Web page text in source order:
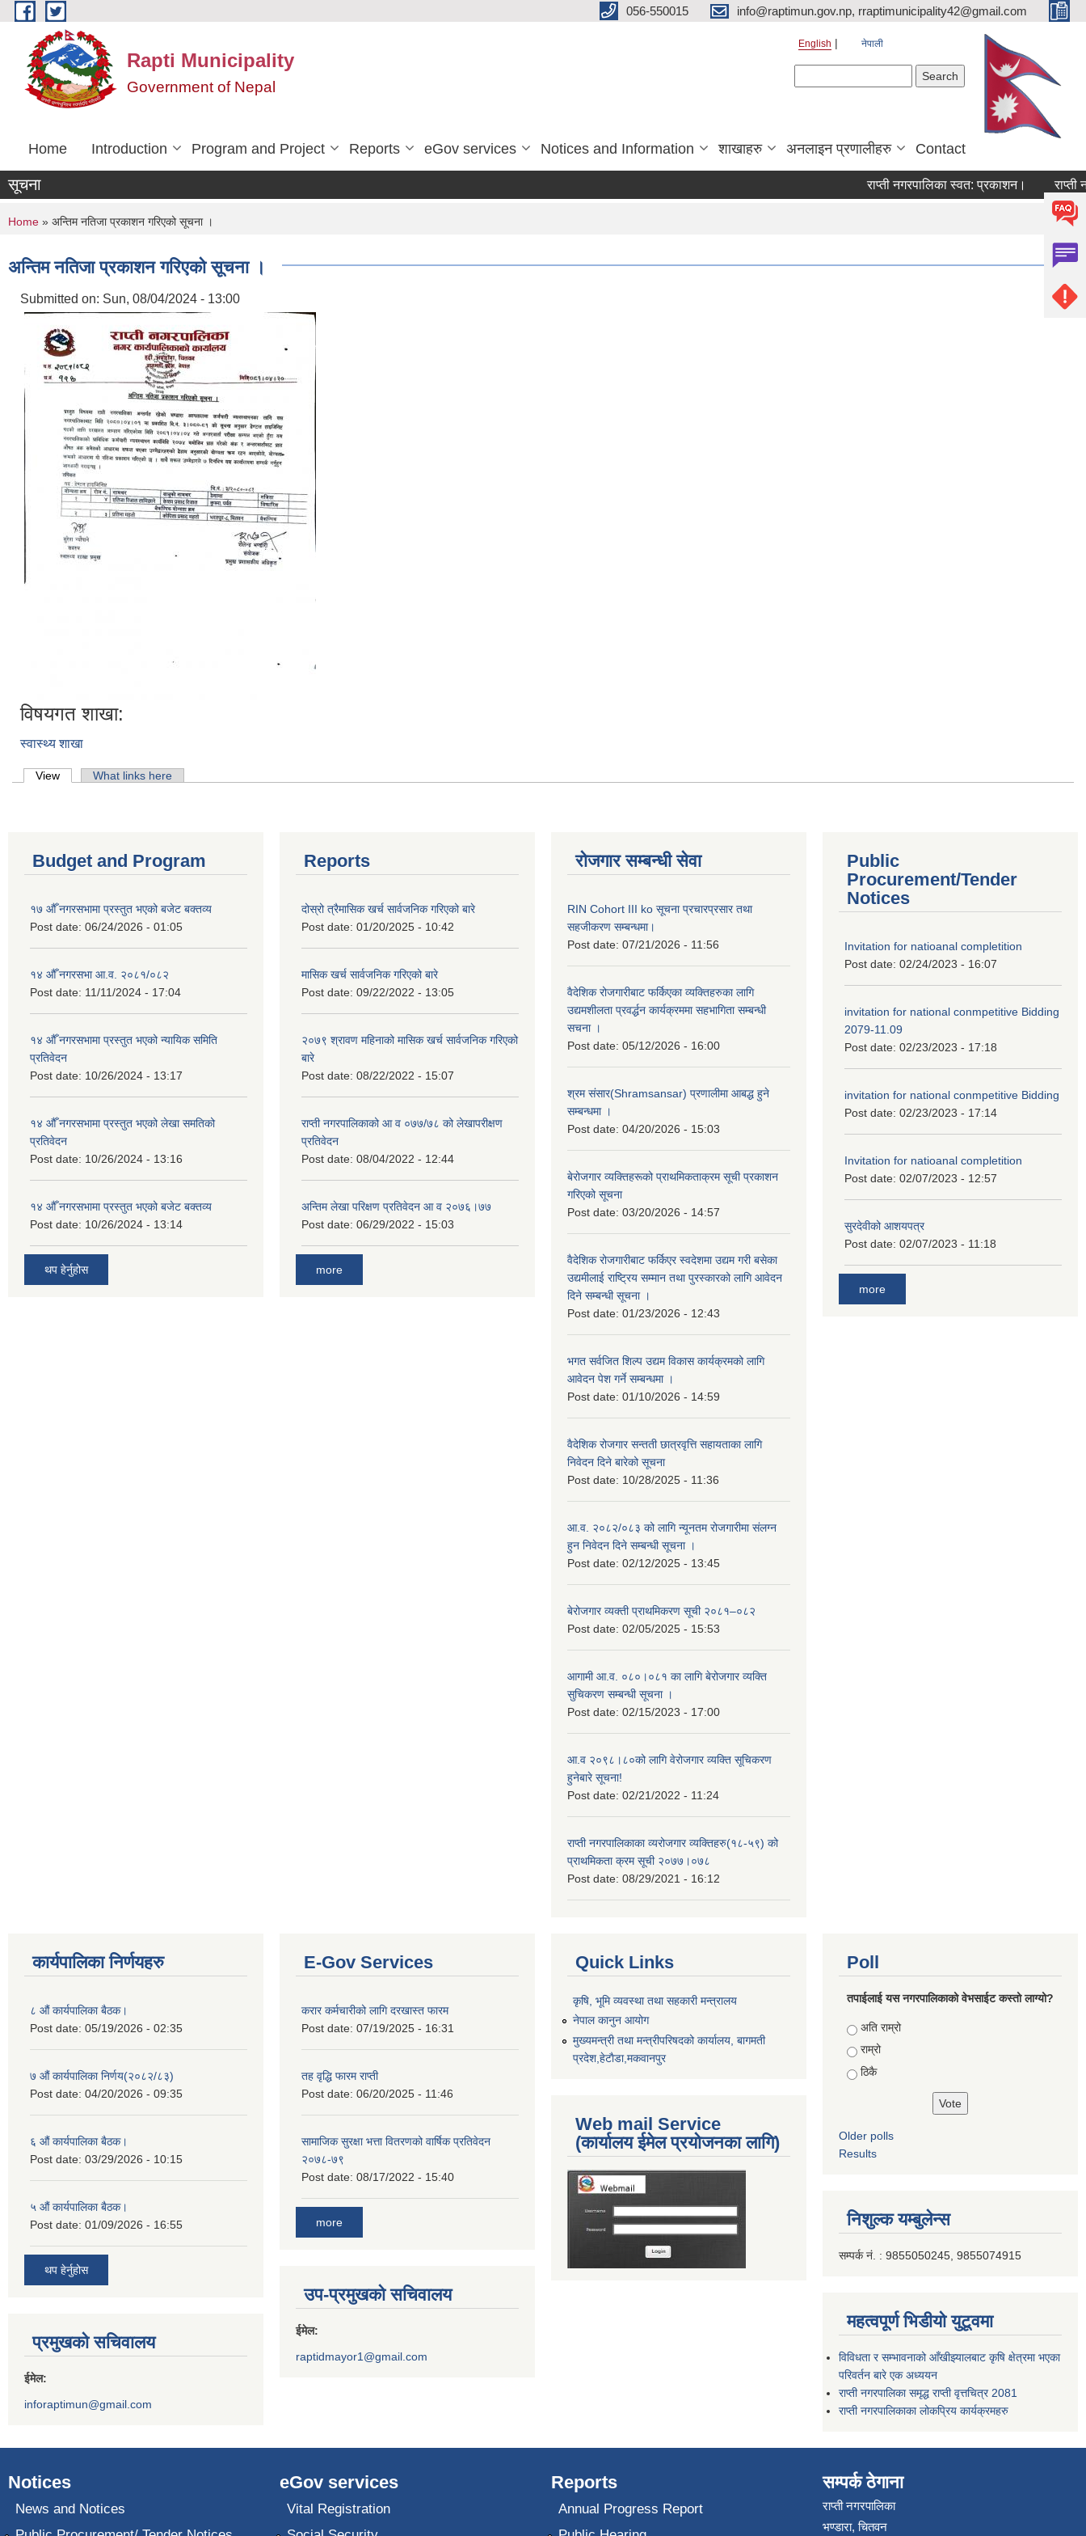
Skip to main content 056-550015 info@raptimun.gov.np, rraptimunicipality42@gmail.com
Rapti Municipality
Government of Nepal
English नेपाली
Home Introduction Program and Project Reports eGov services Notices and Information शाखाहरु अनलाइन प्रणालीहरु Contact
सूचना राप्ती नगरपालिका स्वत: प्रकाशन। राप्ती
You are here
Home » अन्तिम नतिजा प्रकाशन गरिएको सूचना ।
अन्तिम नतिजा प्रकाशन गरिएको सूचना ।
Submitted on: Sun, 08/04/2024 - 13:00
विषयगत शाखा:
स्वास्थ्य शाखा
Primary tabs
View (active tab)What links here
Budget and Program
१७ औँ नगरसभामा प्रस्तुत भएको बजेट बक्तव्य
Post date: 06/24/2026 - 01:05
१४ औँ नगरसभा आ.व. २०८१/०८२
Post date: 11/11/2024 - 17:04
१४ औँ नगरसभामा प्रस्तुत भएको न्यायिक समिति
प्रतिवेदन
Post date: 10/26/2024 - 13:17
१४ औँ नगरसभामा प्रस्तुत भएको लेखा समतिको
प्रतिवेदन
Post date: 10/26/2024 - 13:16
१४ औँ नगरसभामा प्रस्तुत भएको बजेट बक्तव्य
Post date: 10/26/2024 - 13:14
थप हेर्नुहोस
Reports
दोस्रो त्रैमासिक खर्च सार्वजनिक गरिएको बारे
Post date: 01/20/2025 - 10:42
मासिक खर्च सार्वजनिक गरिएको बारे
Post date: 09/22/2022 - 13:05
२०७९ श्रावण महिनाको मासिक खर्च सार्वजनिक गरिएको
बारे
Post date: 08/22/2022 - 15:07
राप्ती नगरपालिकाको आ व ०७७/७८ को लेखापरीक्षण
प्रतिवेदन
Post date: 08/04/2022 - 12:44
अन्तिम लेखा परिक्षण प्रतिवेदन आ व २०७६।७७
Post date: 06/29/2022 - 15:03
more
रोजगार सम्बन्धी सेवा
RIN Cohort III ko सूचना प्रचारप्रसार तथा
सहजीकरण सम्बन्धमा।
Post date: 07/21/2026 - 11:56
वैदेशिक रोजगारीबाट फर्किएका व्यक्तिहरुका लागि
उद्यमशीलता प्रवर्द्धन कार्यक्रममा सहभागिता सम्बन्धी
सचना ।
Post date: 05/12/2026 - 16:00
श्रम संसार(Shramsansar) प्रणालीमा आबद्ध हुने
सम्बन्धमा ।
Post date: 04/20/2026 - 15:03
बेरोजगार व्यक्तिहरूको प्राथमिकताक्रम सूची प्रकाशन
गरिएको सूचना
Post date: 03/20/2026 - 14:57
वैदेशिक रोजगारीबाट फर्किएर स्वदेशमा उद्यम गरी बसेका
उद्यमीलाई राष्ट्रिय सम्मान तथा पुरस्कारको लागि आवेदन
दिने सम्बन्धी सूचना ।
Post date: 01/23/2026 - 12:43
भगत सर्वजित शिल्प उद्यम विकास कार्यक्रमको लागि
आवेदन पेश गर्ने सम्बन्धमा ।
Post date: 01/10/2026 - 14:59
वैदेशिक रोजगार सन्तती छात्रवृत्ति सहायताका लागि
निवेदन दिने बारेको सूचना
Post date: 10/28/2025 - 11:36
आ.व. २०८२/०८३ को लागि न्यूनतम रोजगारीमा संलग्न
हुन निवेदन दिने सम्बन्धी सूचना ।
Post date: 02/12/2025 - 13:45
बेरोजगार व्यक्ती प्राथमिकरण सूची २०८१–०८२
Post date: 02/05/2025 - 15:53
आगामी आ.व. ०८०।०८१ का लागि बेरोजगार व्यक्ति
सुचिकरण सम्बन्धी सूचना ।
Post date: 02/15/2023 - 17:00
आ.व २०९८।८०को लागि वेरोजगार व्यक्ति सूचिकरण
हुनेबारे सूचना!
Post date: 02/21/2022 - 11:24
राप्ती नगरपालिकाका व्यरोजगार व्यक्तिहरु(१८-५९) को
प्राथमिकता क्रम सूची २०७७।०७८
Post date: 08/29/2021 - 16:12
Public
Procurement/Tender
Notices
Invitation for natioanal completition
Post date: 02/24/2023 - 16:07
invitation for national conmpetitive Bidding
2079-11.09
Post date: 02/23/2023 - 17:18
invitation for national conmpetitive Bidding
Post date: 02/23/2023 - 17:14
Invitation for natioanal completition
Post date: 02/07/2023 - 12:57
सुरदेवीको आशयपत्र
Post date: 02/07/2023 - 11:18
more
कार्यपालिका निर्णयहरु
८ औं कार्यपालिका बैठक।
Post date: 05/19/2026 - 02:35
७ औं कार्यपालिका निर्णय(२०८२/८३)
Post date: 04/20/2026 - 09:35
६ औं कार्यपालिका बैठक।
Post date: 03/29/2026 - 10:15
५ औं कार्यपालिका बैठक।
Post date: 01/09/2026 - 16:55
थप हेर्नुहोस
प्रमुखको सचिवालय
ईमेल:
inforaptimun@gmail.com
E-Gov Services
करार कर्मचारीको लागि दरखास्त फारम
Post date: 07/19/2025 - 16:31
तह वृद्धि फारम राप्ती
Post date: 06/20/2025 - 11:46
सामाजिक सुरक्षा भत्ता वितरणको वार्षिक प्रतिवेदन
२०७८-७९
Post date: 08/17/2022 - 15:40
more
उप-प्रमुखको सचिवालय
ईमेल:
raptidmayor1@gmail.com
Quick Links
कृषि, भूमि व्यवस्था तथा सहकारी मन्त्रालय
नेपाल कानुन आयोग
मुख्यमन्त्री तथा मन्त्रीपरिषदको कार्यालय, बागमती
प्रदेश,हेटाैडा,मकवानपुर
Web mail Service
(कार्यालय ईमेल प्रयोजनका लागि)
Poll
तपाईलाई यस नगरपालिकाको वेभसाईट कस्तो लाग्यो?
Choices
अति राम्रो
राम्रो
ठिकै
Older polls
Results
निशुल्क यम्बुलेन्स
सम्पर्क नं. : 9855050245, 9855074915
महत्वपूर्ण भिडीयो युटूवमा
विविधता र सम्भावनाको आँखीझ्यालबाट कृषि क्षेत्रमा भएका
परिवर्तन बारे एक अध्ययन
राप्ती नगरपालिका समृद्ध राप्ती वृत्तचित्र 2081
राप्ती नगरपालिकाका लोकप्रिय कार्यक्रमहरु
Notices
News and Notices
eGov services
Vital Registration
Reports
Annual Progress Report
सम्पर्क ठेगाना
राप्ती नगरपालिका
भण्डारा, चितवन